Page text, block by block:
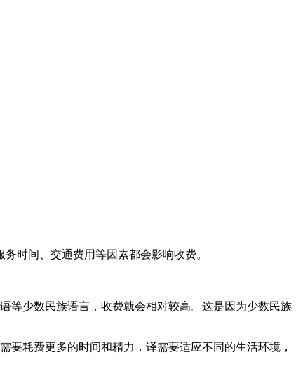
时间、交通费用等因素都会影响收费。
少数民族语言，收费就会相对较高。这是因为少数民族
耗费更多的时间和精力，译需要适应不同的生活环境，